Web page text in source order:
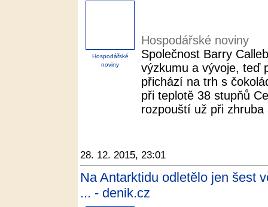
Hospodářské
noviny
Hospodářské noviny
Společnost Barry
výzkumu a vývoje, teď
přichází na trh s
při teplotě 38 stupňů
rozpouští už při zhruba
28. 12. 2015, 23:01
Na Antarktidu odletělo jen šest
... - denik.cz